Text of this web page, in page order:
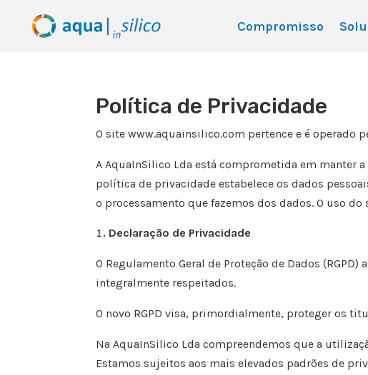
Compromisso
Política de Privacidade
O sitewww.aquainsilico.com pertence e é operado
A AquaInSilico Lda está comprometida em manter
política de privacidade estabelece os dados
o processamento que fazemos dos dados. O uso
Declaração de Privacidade
O Regulamento Geral de Proteção de Dados
integralmente respeitados.
O novo RGPD visa, primordialmente, proteger os
Na AquaInSilico Lda compreendemos que a
Estamos sujeitos aos mais elevados padrões de